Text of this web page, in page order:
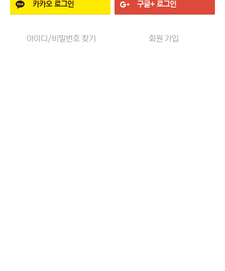
카카오로그인 구글+ 로그인
아이디/비밀번호 찾기 회원 가입